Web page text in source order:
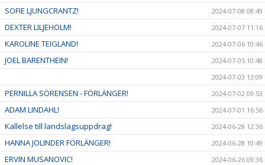
SOFIE LJUNGCRANTZ! 2024-07-08 08:49
DEXTER LILJEHOLM! 2024-07-07 11:16
KAROLINE TEIGLAND! 2024-07-06 10:46
JOEL BARENTHEIN!
2024-07-05 10:48
2024-07-03 13:09
PERNILLA SÖRENSEN - FÖRLÄNGER! 2024-07-02 09:53
ADAM LINDAHL! 2024-07-01 16:56
Kallelse till landslagsuppdrag! 2024-06-28 12:36
HANNA JOLINDER FÖRLÄNGER! 2024-06-28 10:49
ERVIN MUSANOVIC! 2024-06-26 09:36